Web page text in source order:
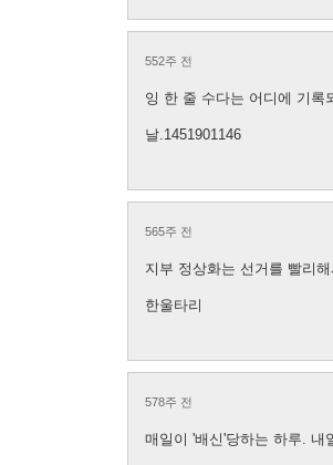
552주 전
잉 한 줄 수다는 어디에 기록
날.1451901146
565주 전
지부 정상화는 선거를 빨리
한울타리
578주 전
매일이 '배신'당하는 하루. 내